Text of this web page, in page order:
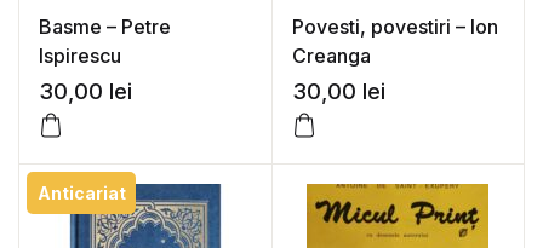
Basme – Petre
Ispirescu
30,00 lei
Povesti, povestiri – Ion
Creanga
30,00 lei
Anticariat